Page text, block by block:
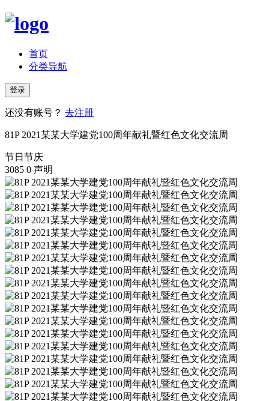
首页
分类导航
登录
还没有账号？ 去注册
81P 2021某某大学建党100周年献礼暨红色文化交流周
节日节庆
3085 0 声明